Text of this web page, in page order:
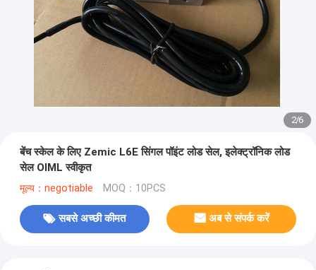
2/6
बेंच स्केल के लिए Zemic L6E सिंगल पॉइंट लोड सेल, इलेक्ट्रॉनिक लोड
सेल OIML स्वीकृत
मूल्य：negotiable MOQ：10PCS
सबसे अच्छी कीमत अब से संपर्क करें